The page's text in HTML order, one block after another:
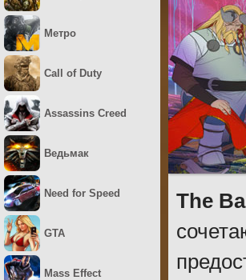
The
Метро
Call of Duty
Assassins Creed
Ведьмак
Need for Speed
GTA
Mass Effect